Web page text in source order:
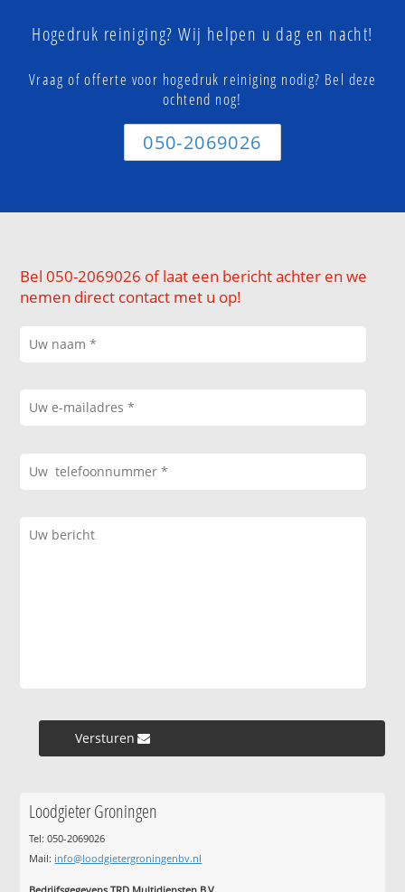
Hogedruk reiniging? Wij helpen u dag en nacht!
Vraag of offerte voor hogedruk reiniging nodig? Bel deze
ochtend nog!
050-2069026
Bel 050-2069026 of laat een bericht achter en we
nemen direct contact met u op!
Versturen »
Loodgieter Groningen
Tel: 050-2069026
Mail: info@loodgietergroningenbv.nl